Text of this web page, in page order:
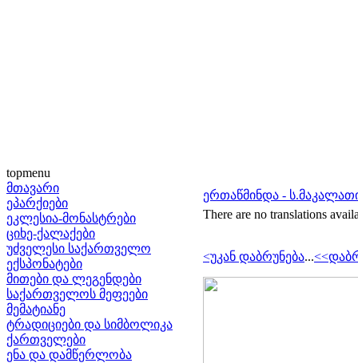
topmenu
მთავარი
ეპარქიები
ეკლესია-მონასტრები
ციხე-ქალაქები
უძველესი საქართველო
ექსპონატები
მითები და ლეგენდები
საქართველოს მეფეები
მემატიანე
ტრადიციები და სიმბოლიკა
ქართველები
ენა და დამწერლობა
ერთაწმინდა -
There are no translations
<უკან დაბრუნება...